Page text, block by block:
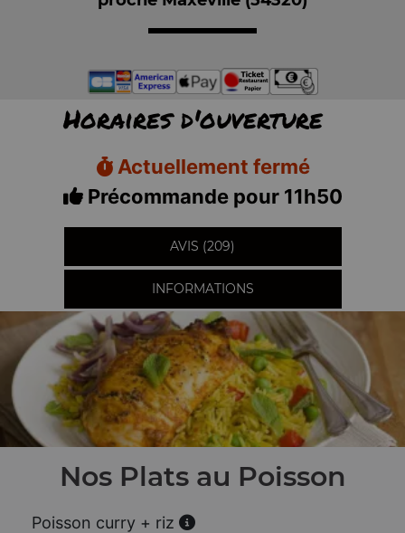
Horaires d'ouverture
Actuellement fermé
Précommande pour 11h50
AVIS (209)
INFORMATIONS
Nos Plats au Poisson
Poisson curry + riz